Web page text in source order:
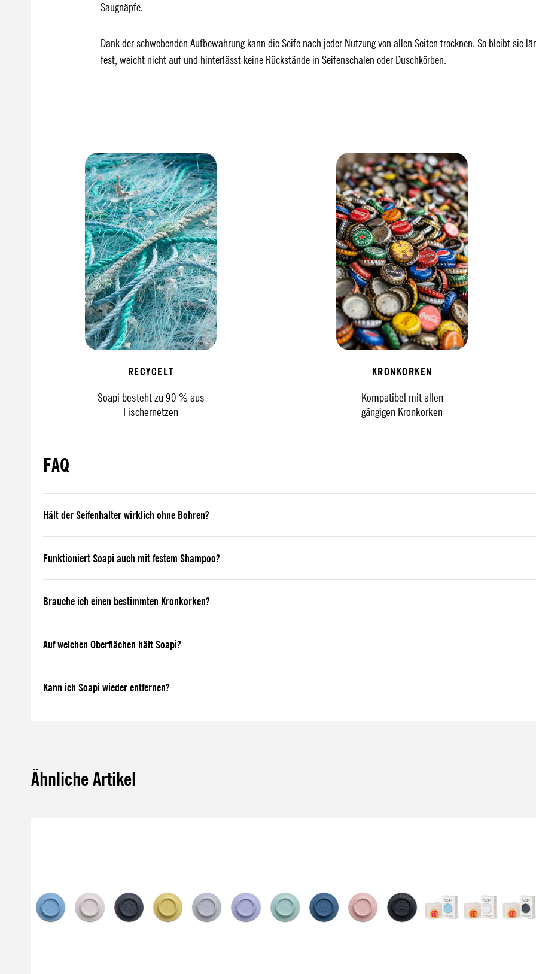
Saugnäpfe.
Dank der schwebenden Aufbewahrung kann die Seife nach jeder Nutzung von allen Seiten trocknen. So bleibt sie
fest, weicht nicht auf und hinterlässt keine Rückstände in Seifenschalen oder Duschkörben.
RECYCELT
Soapi besteht zu 90 % aus
Fischernetzen
KRONKORKEN
Kompatibel mit allen
gängigen Kronkorken
FAQ
Hält der Seifenhalter wirklich ohne Bohren?
Funktioniert Soapi auch mit festem Shampoo?
Brauche ich einen bestimmten Kronkorken?
Auf welchen Oberflächen hält Soapi?
Kann ich Soapi wieder entfernen?
Ähnliche Artikel